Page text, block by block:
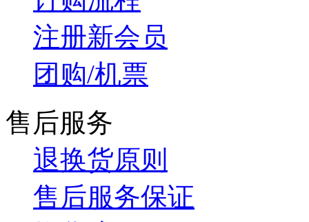
注册新会员
团购/机票
售后服务
退换货原则
售后服务保证